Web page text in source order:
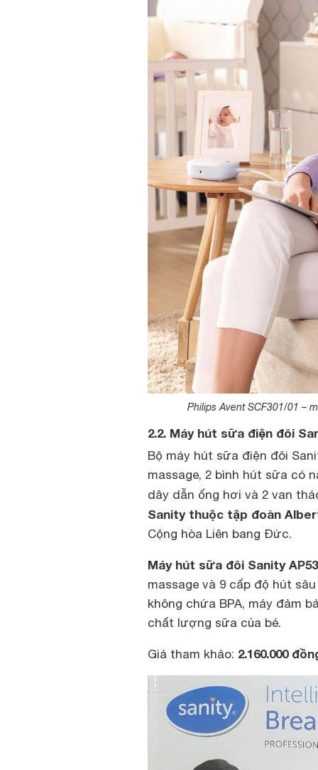
Philips Avent SCF301/01 –
2.2. Máy hút sữa điện đôi
Bộ máy hút sữa điện đôi
massage, 2 bình hút sữa có
dây dẫn ống hơi và 2 van
Sanity thuộc tập đoàn
Cộng hòa Liên bang Đức.
Máy hút sữa đôi Sanity
massage và 9 cấp độ hút
không chứa BPA, máy đảm
chất lượng sữa của bé.
Giá tham khảo: 2.160.000